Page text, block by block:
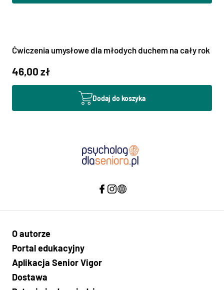
Ćwiczenia umysłowe dla młodych duchem na cały rok
46,00 zł
Dodaj do koszyka
O autorze
Portal edukacyjny
Aplikacja Senior Vigor
Dostawa